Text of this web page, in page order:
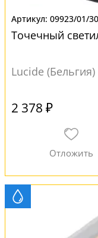
09923/01/30
Точечный
Lucide (Бельгия)
2 378 ₽